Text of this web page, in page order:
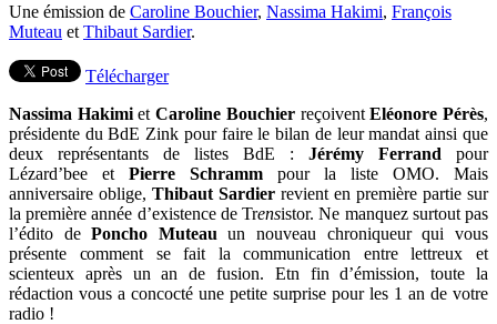
Une émission de Caroline Bouchier, Nassima Hakimi, François
Muteau et Thibaut Sardier.
Télécharger
Nassima HakimietCaroline BouchierreçoiventEléonore Pérès,
présidente du BdE Zink pour faire le bilan de leur mandat ainsi que
deux représentants de listes BdE : Jérémy Ferrand pour
Lézard’bee et Pierre Schramm pour la liste OMO. Mais
anniversaire oblige, Thibaut Sardier revient en première partie sur
la première année d’existence de Trensistor. Ne manquez surtout pas
l’édito dePoncho Muteauun nouveau chroniqueur qui vous
présente comment se fait la communication entre lettreux et
scienteux après un an de fusion. Etn fin d’émission, toute la
rédaction vous a concocté une petite surprise pour les 1 an de votre
radio !